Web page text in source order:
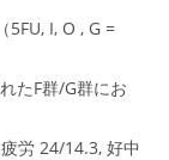
5FU, I, O , G =
たF群/G群にお
労 24/14.3, 好中